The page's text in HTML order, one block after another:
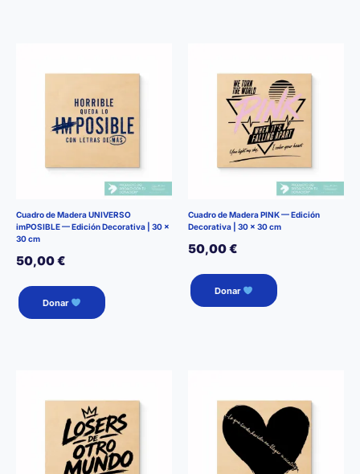
Cuadro de Madera UNIVERSO
imPOSIBLE — Edición Decorativa | 30 ×
30 cm
50,00€
Donar
Cuadro de Madera PINK — Edición
Decorativa | 30 × 30 cm
50,00€
Donar